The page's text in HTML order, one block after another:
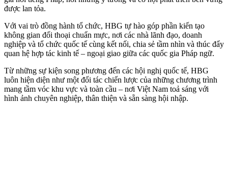
được lan tỏa.
Với vai trò đồng hành tổ chức, HBG tự hào góp phần kiến tạo
không gian đối thoại chuẩn mực, nơi các nhà lãnh đạo, doanh
nghiệp và tổ chức quốc tế cùng kết nối, chia sẻ tầm nhìn và thúc đẩy
quan hệ hợp tác kinh tế – ngoại giao giữa các quốc gia Pháp ngữ.
Từ những sự kiện song phương đến các hội nghị quốc tế, HBG
luôn hiện diện như một đối tác chiến lược của những chương trình
mang tầm vóc khu vực và toàn cầu – nơi Việt Nam toả sáng với
hình ảnh chuyên nghiệp, thân thiện và sẵn sàng hội nhập.